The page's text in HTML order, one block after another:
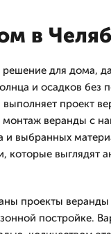
в
решение для дома,
и осадков без
проект
веранды с
и выбранных
которые выглядят
проекты
постройке.